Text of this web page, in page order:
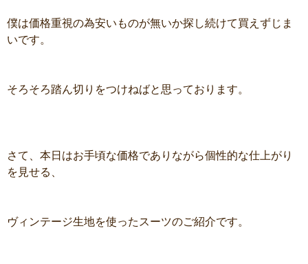
僕は価格重視の為安いものが無いか探し続けて買えずじま
いです。
そろそろ踏ん切りをつけねばと思っております。
さて、本日はお手頃な価格でありながら個性的な仕上がり
を見せる、
ヴィンテージ生地を使ったスーツのご紹介です。